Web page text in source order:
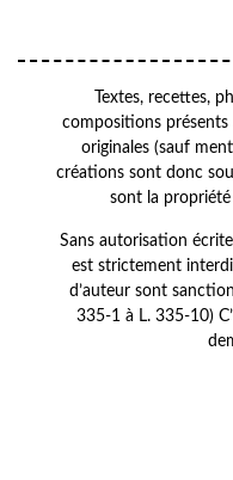
Textes, recettes,
compositions
originales (sauf
créations sont donc
sont la
Sans autorisation
est strictement
d’auteur sont
335-1 à L. 335-10)